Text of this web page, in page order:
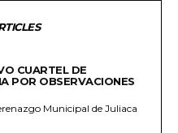
CUARTEL DE
POR OBSERVACIONES
Municipal de Juliaca